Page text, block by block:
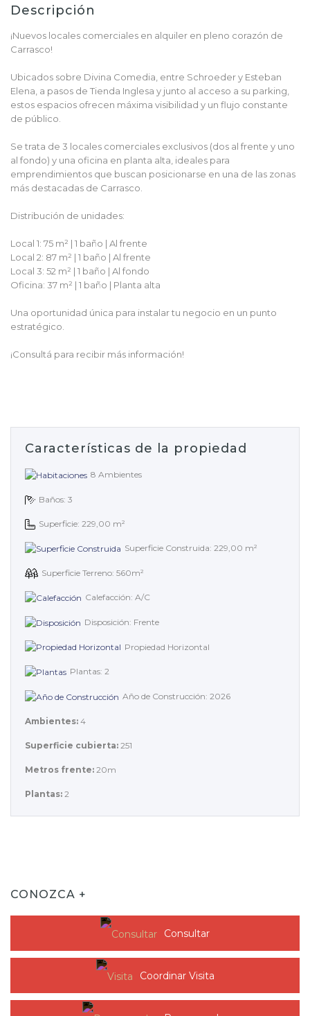
Descripción
¡Nuevos locales comerciales en alquiler en pleno corazón de
Carrasco!
Ubicados sobre Divina Comedia, entre Schroeder y Esteban
Elena, a pasos de Tienda Inglesa y junto al acceso a su parking,
estos espacios ofrecen máxima visibilidad y un flujo constante
de público.
Se trata de 3 locales comerciales exclusivos (dos al frente y uno
al fondo) y una oficina en planta alta, ideales para
emprendimientos que buscan posicionarse en una de las zonas
más destacadas de Carrasco.
Distribución de unidades:
Local 1: 75 m² | 1 baño | Al frente
Local 2: 87 m² | 1 baño | Al frente
Local 3: 52 m² | 1 baño | Al fondo
Oficina: 37 m² | 1 baño | Planta alta
Una oportunidad única para instalar tu negocio en un punto
estratégico.
¡Consultá para recibir más información!
Características de la propiedad
8 Ambientes
Baños: 3
Superficie: 229,00 m²
Superficie Construida: 229,00 m²
Superficie Terreno: 560m²
Calefacción: A/C
Disposición: Frente
Propiedad Horizontal
Plantas: 2
Año de Construcción: 2026
Ambientes: 4
Superficie cubierta: 251
Metros frente: 20m
Plantas: 2
CONOZCA +
Consultar
Coordinar Visita